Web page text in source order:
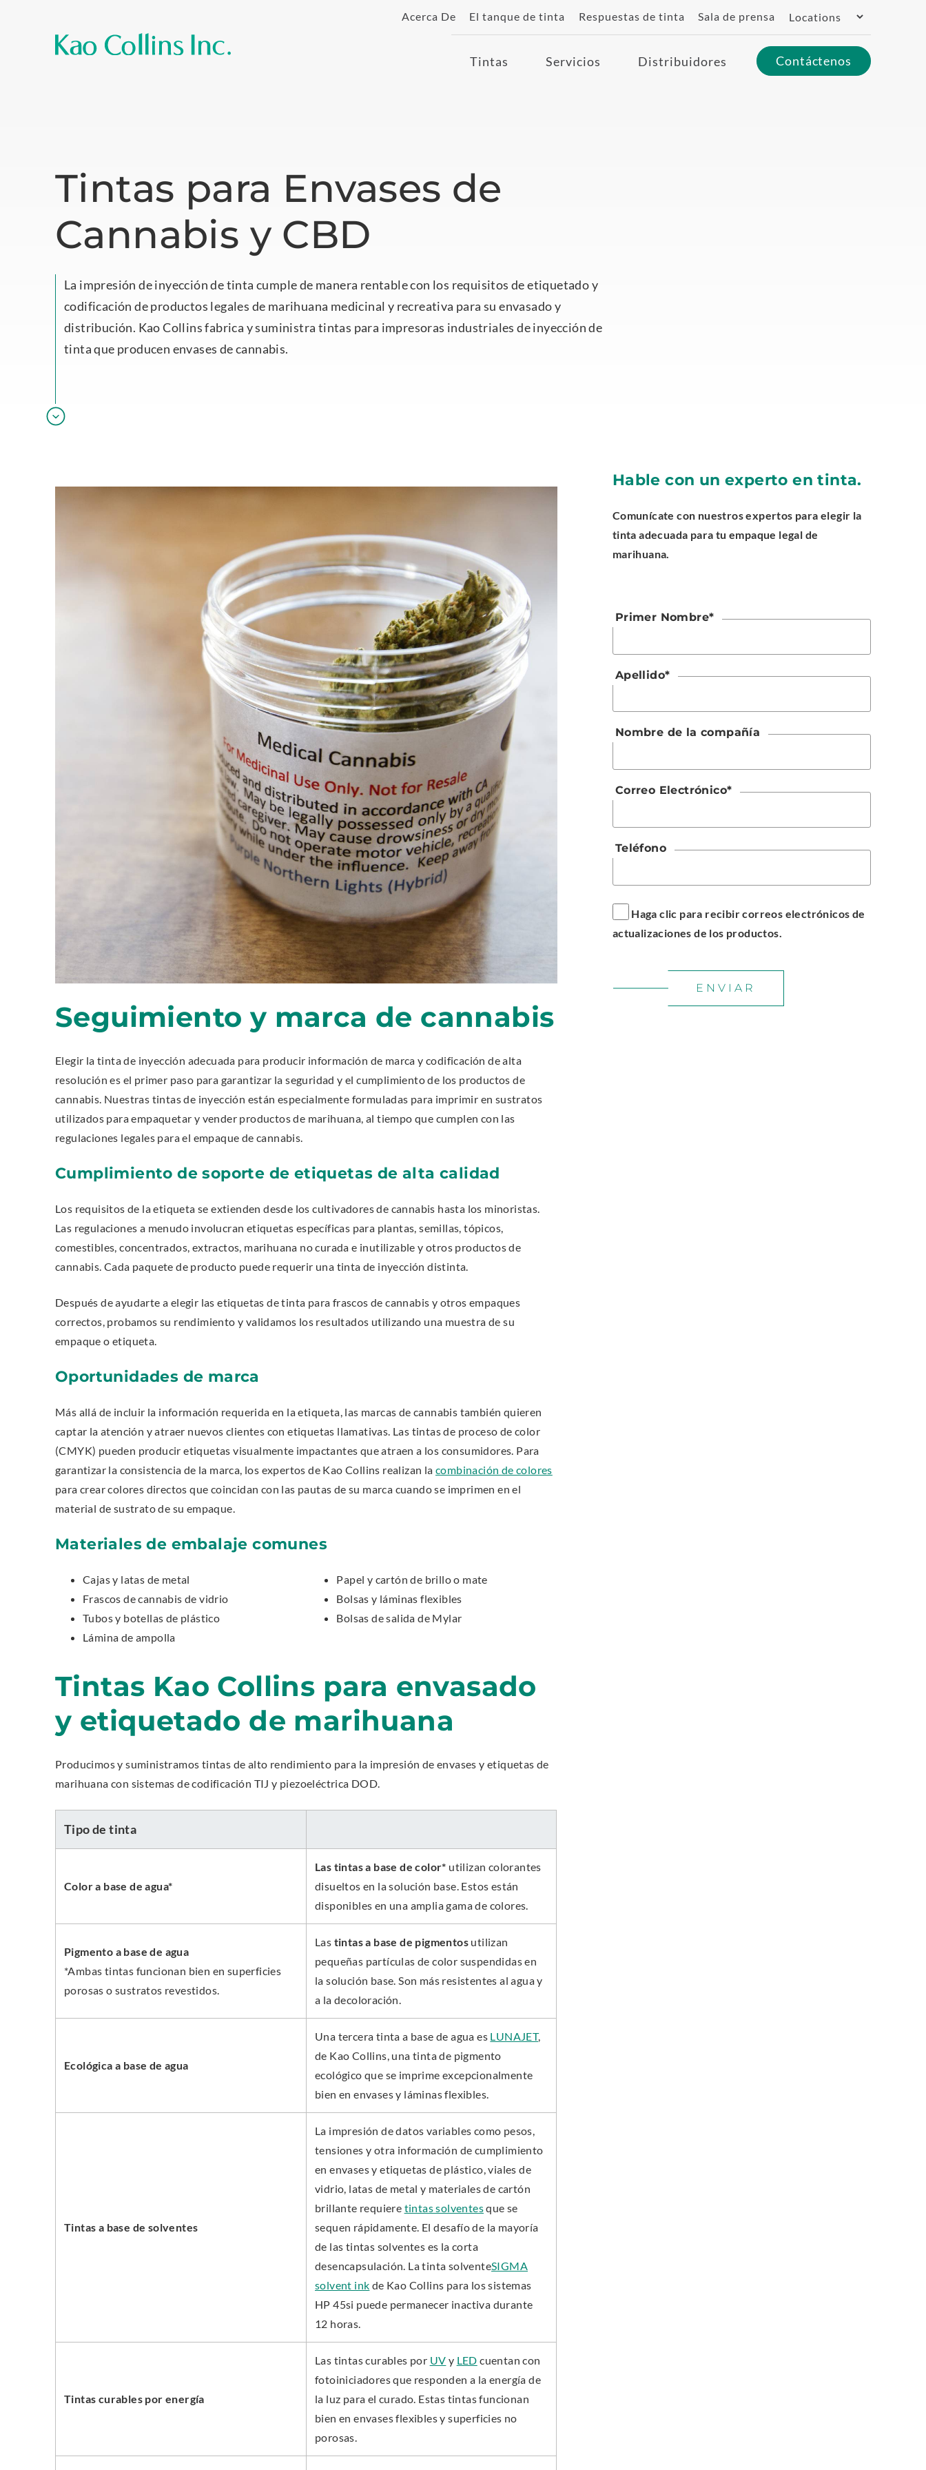
Acerca De El tanque de tinta Respuestas de tinta Sala de prensa Switch
Tintas Servicios Distribuidores Contáctenos
Tintas para Envases de
Cannabis y CBD
La impresión de inyección de tinta cumple de manera rentable con los requisitos de etiquetado y
codificación de productos legales de marihuana medicinal y recreativa para su envasado y
distribución. Kao Collins fabrica y suministra tintas para impresoras industriales de inyección de
tinta que producen envases de cannabis.
Seguimiento y marca de cannabis
Elegir la tinta de inyección adecuada para producir información de marca y codificación de alta
resolución es el primer paso para garantizar la seguridad y el cumplimiento de los productos de
cannabis. Nuestras tintas de inyección están especialmente formuladas para imprimir en sustratos
utilizados para empaquetar y vender productos de marihuana, al tiempo que cumplen con las
regulaciones legales para el empaque de cannabis.
Cumplimiento de soporte de etiquetas de alta calidad
Los requisitos de la etiqueta se extienden desde los cultivadores de cannabis hasta los minoristas.
Las regulaciones a menudo involucran etiquetas específicas para plantas, semillas, tópicos,
comestibles, concentrados, extractos, marihuana no curada e inutilizable y otros productos de
cannabis. Cada paquete de producto puede requerir una tinta de inyección distinta.
Después de ayudarte a elegir las etiquetas de tinta para frascos de cannabis y otros empaques
correctos, probamos su rendimiento y validamos los resultados utilizando una muestra de su
empaque o etiqueta.
Oportunidades de marca
Más allá de incluir la información requerida en la etiqueta, las marcas de cannabis también quieren
captar la atención y atraer nuevos clientes con etiquetas llamativas. Las tintas de proceso de color
(CMYK) pueden producir etiquetas visualmente impactantes que atraen a los consumidores. Para
garantizar la consistencia de la marca, los expertos de Kao Collins realizan la combinación de colores
para crear colores directos que coincidan con las pautas de su marca cuando se imprimen en el
material de sustrato de su empaque.
Materiales de embalaje comunes
Cajas y latas de metal
Frascos de cannabis de vidrio
Tubos y botellas de plástico
Lámina de ampolla
Papel y cartón de brillo o mate
Bolsas y láminas flexibles
Bolsas de salida de Mylar
Tintas Kao Collins para envasado
y etiquetado de marihuana
Producimos y suministramos tintas de alto rendimiento para la impresión de envases y etiquetas de
marihuana con sistemas de codificación TIJ y piezoeléctrica DOD.
Tipo de tinta
Color a base de agua*
Las tintas a base de color* utilizan colorantes
disueltos en la solución base. Estos están
disponibles en una amplia gama de colores.
Pigmento a base de agua
*Ambas tintas funcionan bien en superficies
porosas o sustratos revestidos.
Las tintas a base de pigmentos utilizan
pequeñas partículas de color suspendidas en
la solución base. Son más resistentes al agua y
a la decoloración.
Ecológica a base de agua
Una tercera tinta a base de agua es LUNAJET,
de Kao Collins, una tinta de pigmento
ecológico que se imprime excepcionalmente
bien en envases y láminas flexibles.
Tintas a base de solventes
La impresión de datos variables como pesos,
tensiones y otra información de cumplimiento
en envases y etiquetas de plástico, viales de
vidrio, latas de metal y materiales de cartón
brillante requiere tintas solventesque se
sequen rápidamente. El desafío de la mayoría
de las tintas solventes es la corta
desencapsulación. La tinta solventeSIGMA
solvent ink de Kao Collins para los sistemas
HP 45si puede permanecer inactiva durante
12 horas.
Tintas curables por energía
Las tintas curables por UV y LED cuentan con
fotoiniciadores que responden a la energía de
la luz para el curado. Estas tintas funcionan
bien en envases flexibles y superficies no
porosas.
Hable con un experto en tinta.
Comunícate con nuestros expertos para elegir la
tinta adecuada para tu empaque legal de
marihuana.
Primer Nombre*
Apellido*
Nombre de la compañía
Correo Electrónico*
Teléfono
Haga clic para recibir correos electrónicos de
actualizaciones de los productos.
ENVIAR